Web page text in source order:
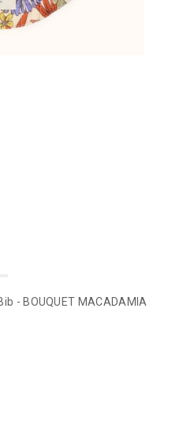
- BOUQUET MACADAMIA